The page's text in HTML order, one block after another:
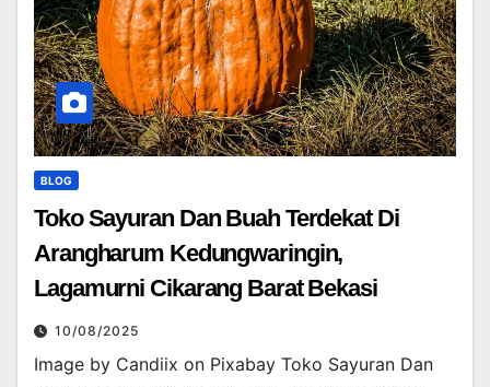
BLOG
Toko Sayuran Dan Buah Terdekat Di
Arangharum Kedungwaringin,
Lagamurni Cikarang Barat Bekasi
10/08/2025
Image by Candiix on Pixabay Toko Sayuran Dan